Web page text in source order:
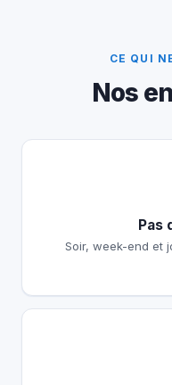
CE QUI
Nos
Pas
Soir, week-end et